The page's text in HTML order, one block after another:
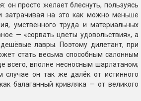
он просто желает блеснуть, пользуясь
затрачивая на это как можно меньше
умственного труда и материальных
— «сорвать цветы удовольствия», а
лавры. Поэтому дилетант, при
стать весьма способным салонным
всего, вполне несносным шарлатаном;
он так же далёк от истинного
балаганный кривляка — от великого